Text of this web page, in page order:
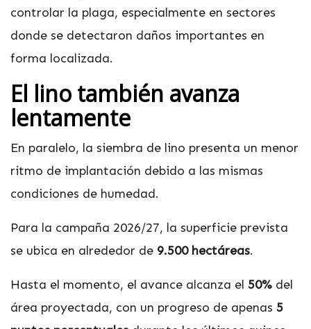
controlar la plaga, especialmente en sectores
donde se detectaron daños importantes en
forma localizada.
El lino también avanza
lentamente
En paralelo, la siembra de lino presenta un menor
ritmo de implantación debido a las mismas
condiciones de humedad.
Para la campaña 2026/27, la superficie prevista
se ubica en alrededor de 9.500 hectáreas.
Hasta el momento, el avance alcanza el 50% del
área proyectada, con un progreso de apenas 5